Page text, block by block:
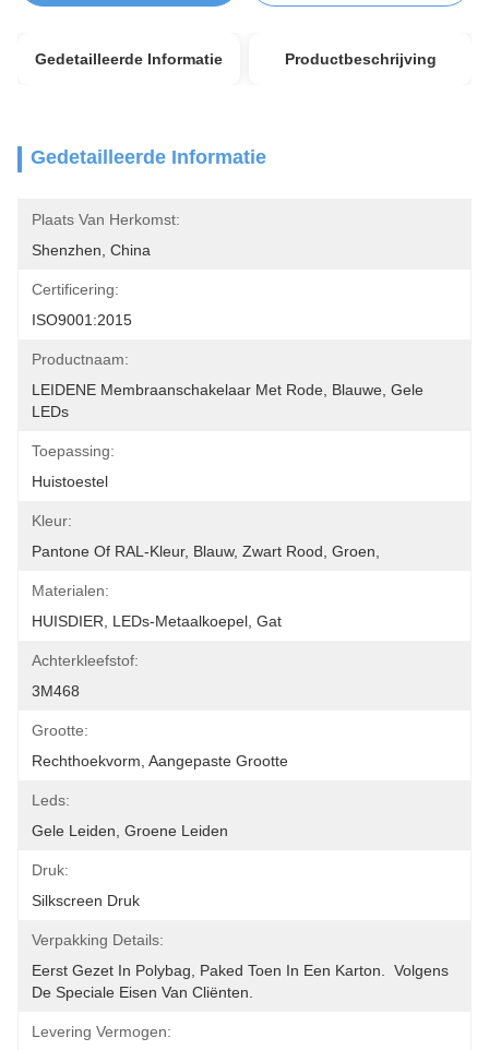
Gedetailleerde Informatie Productbeschrijving
Gedetailleerde Informatie
Plaats Van Herkomst:
Shenzhen, China
Certificering:
ISO9001:2015
Productnaam:
LEIDENE Membraanschakelaar Met Rode, Blauwe, Gele
LEDs
Toepassing:
Huistoestel
Kleur:
Pantone Of RAL-Kleur, Blauw, Zwart Rood, Groen,
Materialen:
HUISDIER, LEDs-Metaalkoepel, Gat
Achterkleefstof:
3M468
Grootte:
Rechthoekvorm, Aangepaste Grootte
Leds:
Gele Leiden, Groene Leiden
Druk:
Silkscreen Druk
Verpakking Details:
Eerst Gezet In Polybag, Paked Toen In Een Karton.  Volgens
De Speciale Eisen Van Cliënten.
Levering Vermogen: